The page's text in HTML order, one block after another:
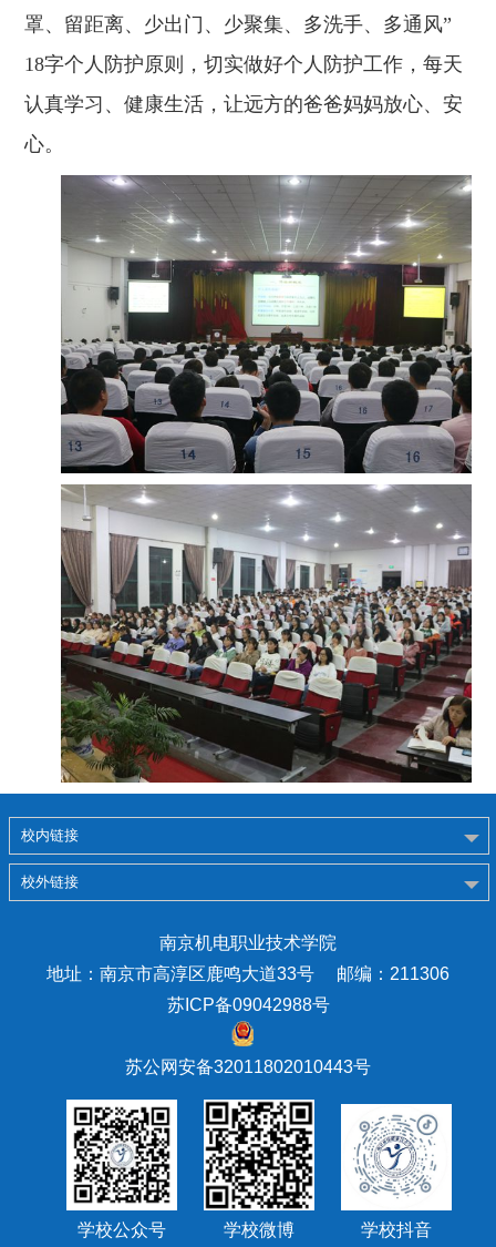
罩、留距离、少出门、少聚集、多洗手、多通风”
18字个人防护原则，切实做好个人防护工作，每天
认真学习、健康生活，让远方的爸爸妈妈放心、安
心。
校内链接
校外链接
南京机电职业技术学院
地址：南京市高淳区鹿鸣大道33号 邮编：211306
苏ICP备09042988号
苏公网安备32011802010443号
学校公众号 学校微博 学校抖音